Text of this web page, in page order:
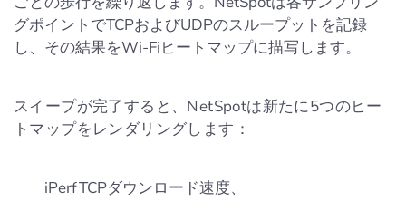
グポイントでTCPおよびUDPのスループットを記録
し、その結果をWi-Fiヒートマップに描写します。
スイープが完了すると、NetSpotは新たに5つのヒー
トマップをレンダリングします：
iPerf TCPダウンロード速度、